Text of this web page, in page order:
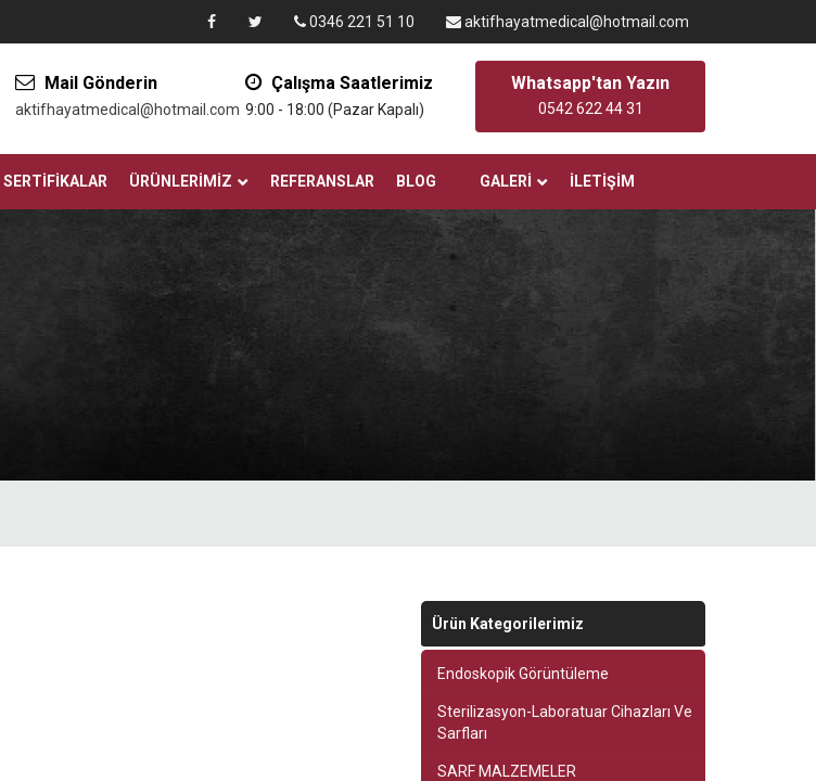
0346 221 51 10 aktifhayatmedical@hotmail.com
Mail Gönderin
aktifhayatmedical@hotmail.com
Çalışma Saatlerimiz
9:00 - 18:00 (Pazar Kapalı)
Whatsapp'tan Yazın
0542 622 44 31
SERTIFIKALAR ÜRÜNLERIMIZ REFERANSLAR BLOG GALERI İLETIŞIM
Ürün Kategorilerimiz
Endoskopik Görüntüleme
Sterilizasyon-Laboratuar Cihazları Ve
Sarfları
SARF MALZEMELER